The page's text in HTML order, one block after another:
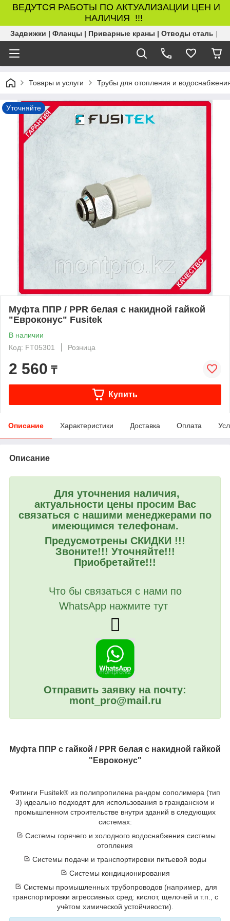
ВЕДУТСЯ РАБОТЫ ПО АКТУАЛИЗАЦИИ ЦЕН И
НАЛИЧИЯ !!!
Задвижки | Фланцы | Приварные краны | Отводы сталь |
Товары и услуги Трубы для отопления и
Уточняйте
Муфта ППР / PPR белая с накидной гайкой
"Евроконус" Fusitek
В наличии
Код: FT05301
Розница
2 560 ₸
Купить
Описание Характеристики Доставка Оплата
Описание
Для уточнения наличия,
актуальности цены просим Вас
связаться с нашими менеджерами по
имеющимся телефонам.
Предусмотрены СКИДКИ !!!
Звоните!!! Уточняйте!!!
Приобретайте!!!
Что бы связаться с нами по
WhatsApp нажмите тут
Отправить заявку на почту:
mont_pro@mail.ru
Муфта ППР с гайкой / PPR белая с накидной гайкой
"Евроконус"
Фитинги Fusitek® из полипропилена рандом сополимера (тип
3) идеально подходят для использования в гражданском и
промышленном строительстве внутри зданий в следующих
системах:
Системы горячего и холодного водоснабжения системы
отопления
Системы подачи и транспортировки питьевой воды
Системы кондиционирования
Системы промышленных трубопроводов (например, для
транспортировки агрессивных сред: кислот, щелочей и т.п., с
учётом химической устойчивости).